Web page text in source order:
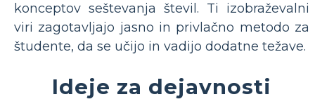
konceptov seštevanja števil. Ti izobraževalni
viri zagotavljajo jasno in privlačno metodo za
študente, da se učijo in vadijo dodatne težave.
Ideje za dejavnosti